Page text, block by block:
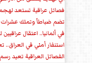
فصائل عراقية تستعد
تضم ضباطاً وتملك عشرات
في ألمانيا.. اعتقال
استنفار أمني في العراق..
الفصائل العراقية تعيد